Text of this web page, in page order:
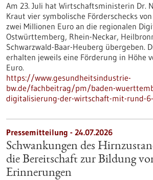
Am 23. Juli hat Wirtschaftsministerin Dr.
Kraut vier symbolische Förderschecks
zwei Millionen Euro an die regionalen
Ostwürttemberg, Rhein-Neckar,
Schwarzwald-Baar-Heuberg übergeben.
erhalten jeweils eine Förderung in Höhe
Euro.
https://www.gesundheitsindustrie-
bw.de/fachbeitrag/pm/baden-
digitalisierung-der-wirtschaft-mit-rund-
Pressemitteilung - 24.07.2026
Schwankungen des
die Bereitschaft zur Bildung
Erinnerungen